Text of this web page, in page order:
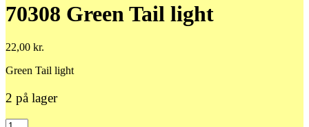
70308 Green Tail light
22,00 kr.
Green Tail light
2 på lager
70308